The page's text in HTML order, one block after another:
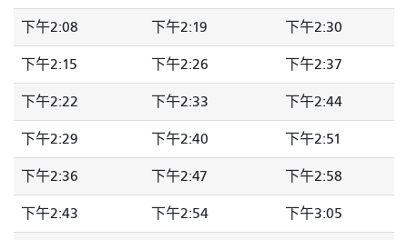
下午2:08 下午2:19 下午2:30
下午2:15 下午2:26 下午2:37
下午2:22 下午2:33 下午2:44
下午2:29 下午2:40 下午2:51
下午2:36 下午2:47 下午2:58
下午2:43 下午2:54 下午3:05